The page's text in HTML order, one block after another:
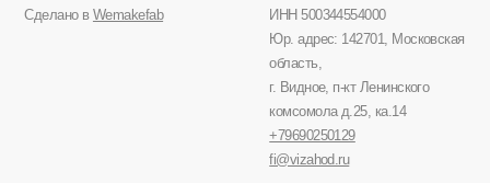
Сделано в Wemakefab
ИНН 500344554000
Юр. адрес: 142701, Московская
область,
г. Видное, п-кт Ленинского
комсомола д.25, ка.14
+79690250129
fi@vizahod.ru